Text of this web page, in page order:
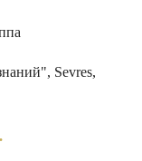
Sevres,